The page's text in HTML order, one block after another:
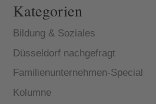
Kategorien
Bildung & Soziales
Düsseldorf nachgefragt
Familienunternehmen-Special
Kolumne